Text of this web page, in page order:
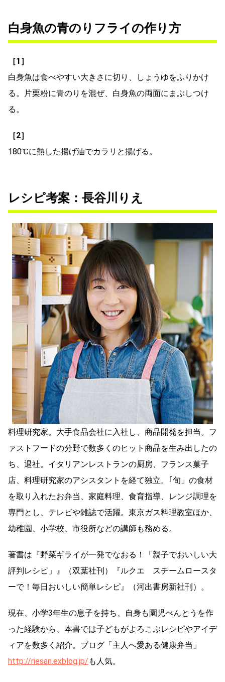
白身魚の青のりフライの作り方
［1］
白身魚は食べやすい大きさに切り、しょうゆをふりかけ
る。片栗粉に青のりを混ぜ、白身魚の両面にまぶしつけ
る。
［2］
180℃に熱した揚げ油でカラリと揚げる。
レシピ考案：長谷川りえ
料理研究家。大手食品会社に入社し、商品開発を担当。フ
ァストフードの分野で数多くのヒット商品を生み出したの
ち、退社。イタリアンレストランの厨房、フランス菓子
店、料理研究家のアシスタントを経て独立。｢旬」の食材
を取り入れたお弁当、家庭料理、食育指導、レンジ調理を
専門とし、テレビや雑誌で活躍。東京ガス料理教室ほか、
幼稚園、小学校、市役所などの講師も務める。
著書は『野菜ギライが一発でなおる！「親子でおいしい大
評判レシピ」』（双葉社刊）『ルクエ スチームロースタ
ーで！毎日おいしい簡単レシピ』（河出書房新社刊）。
現在、小学3年生の息子を持ち、自身も園児べんとうを作
った経験から、本書では子どもがよろこぶレシピやアイデ
ィアを数多く紹介。ブログ「主人へ愛ある健康弁当」
http://riesan.exblog.jp/ も人気。